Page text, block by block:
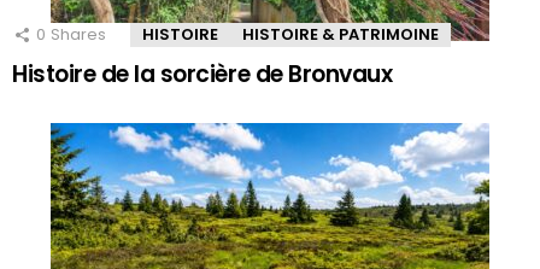
0 Shares HISTOIRE HISTOIRE & PATRIMOINE
Histoire de la sorcière de Bronvaux